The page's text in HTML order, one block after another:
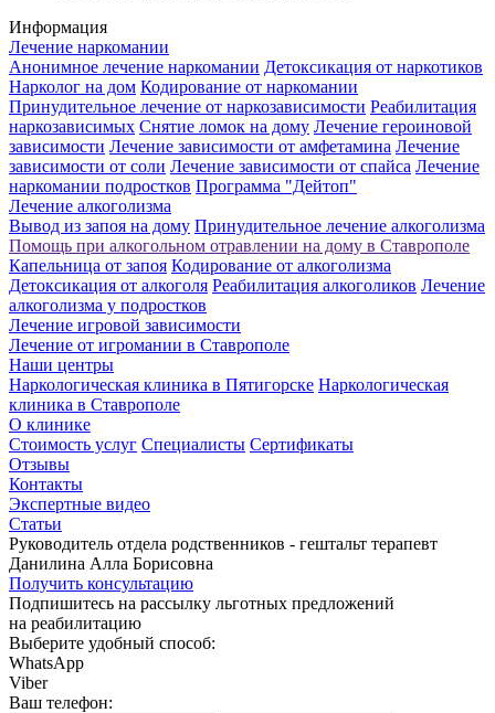
Информация
Лечение наркомании
Анонимное лечение наркомании Детоксикация от наркотиков
Нарколог на дом Кодирование от наркомании
Принудительное лечение от наркозависимости Реабилитация
наркозависимых Снятие ломок на дому Лечение героиновой
зависимости Лечение зависимости от амфетамина Лечение
зависимости от соли Лечение зависимости от спайса Лечение
наркомании подростков Программа "Дейтоп"
Лечение алкоголизма
Вывод из запоя на дому Принудительное лечение алкоголизма
Помощь при алкогольном отравлении на дому в Ставрополе
Капельница от запоя Кодирование от алкоголизма
Детоксикация от алкоголя Реабилитация алкоголиков Лечение
алкоголизма у подростков
Лечение игровой зависимости
Лечение от игромании в Ставрополе
Наши центры
Наркологическая клиника в Пятигорске Наркологическая
клиника в Ставрополе
О клинике
Стоимость услуг Специалисты Сертификаты
Отзывы
Контакты
Экспертные видео
Статьи
Руководитель отдела родственников - гештальт терапевт
Данилина Алла Борисовна
Получить консультацию
Подпишитесь на рассылку льготных предложений
на реабилитацию
Выберите удобный способ:
WhatsApp
Viber
Ваш телефон: